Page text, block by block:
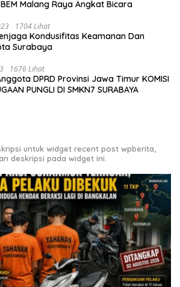
Malang Raya Angkat Bicara
1704 Lihat
Kondusifitas Keamanan Dan
Surabaya
1676 Lihat
DPRD Provinsi Jawa Timur KOMISI
PUNGLI DI SMKN7 SURABAYA
untuk widget recent post wpberita,
deskripsi pada widget ini.